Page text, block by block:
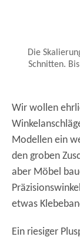
Die
Schnitten.
Wir wollen
Modellen ein
den groben
aber Möbel
etwas
Ein riesiger